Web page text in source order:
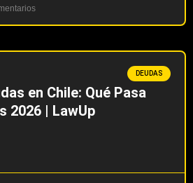
DEUDAS
en Chile: Qué Pasa
2026 | LawUp